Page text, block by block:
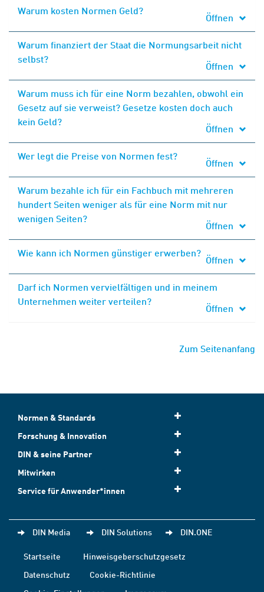
Warum kosten Normen Geld?
Öffnen
Warum finanziert der Staat die Normungsarbeit nicht
selbst?
Öffnen
Warum muss ich für eine Norm bezahlen, obwohl ein
Gesetz auf sie verweist? Gesetze kosten doch auch
kein Geld?
Öffnen
Wer legt die Preise von Normen fest?
Öffnen
Warum bezahle ich für ein Fachbuch mit mehreren
hundert Seiten weniger als für eine Norm mit nur
wenigen Seiten?
Öffnen
Wie kann ich Normen günstiger erwerben?
Öffnen
Darf ich Normen vervielfältigen und in meinem
Unternehmen weiter verteilen?
Öffnen
Zum Seitenanfang
Normen & Standards
Forschung & Innovation
DIN & seine Partner
Mitwirken
Service für Anwender*innen
DIN Media DIN Solutions DIN.ONE
Startseite
Hinweisgeberschutzgesetz
Datenschutz
Cookie-Richtlinie